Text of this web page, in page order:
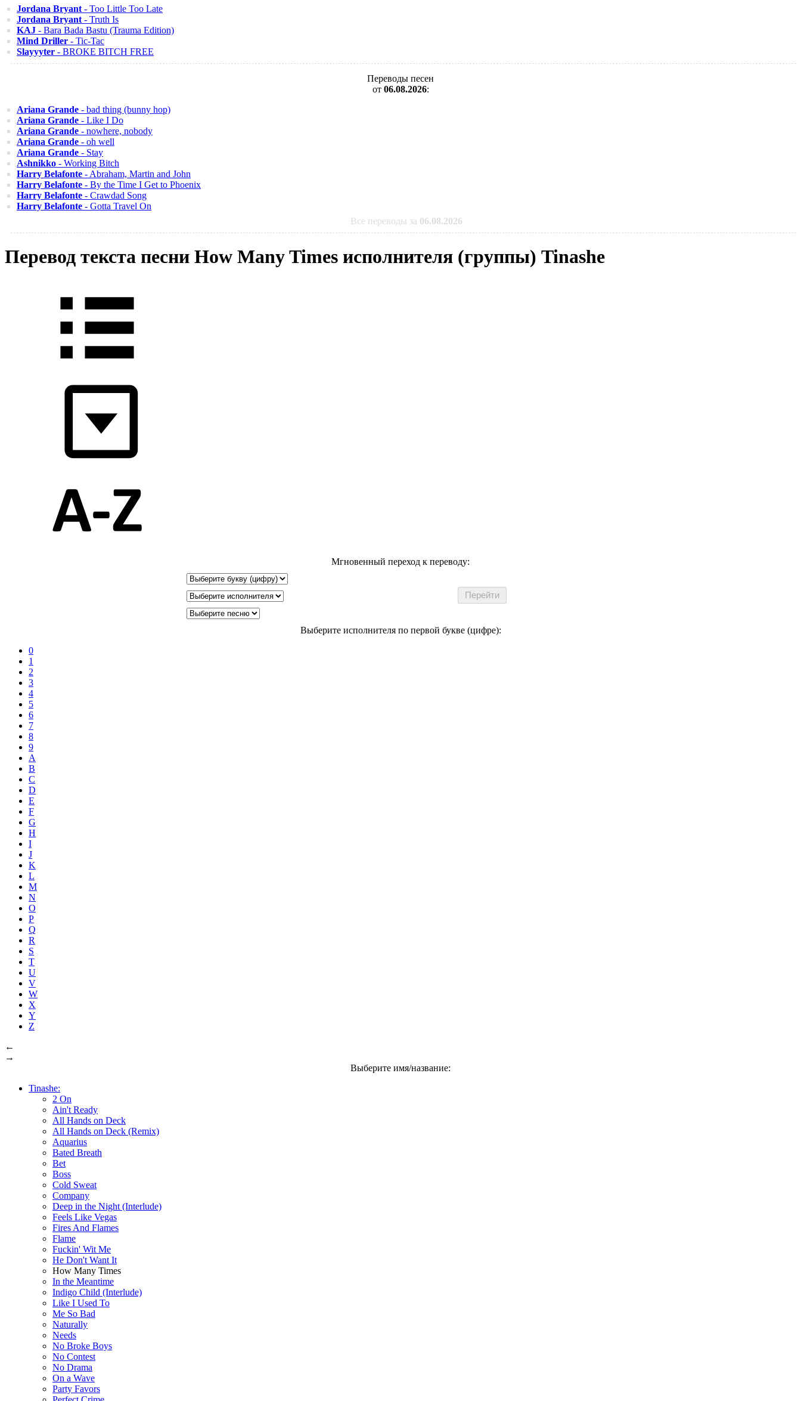
Jordana Bryant - Too Little Too Late
Jordana Bryant - Truth Is
KAJ - Bara Bada Bastu (Trauma Edition)
Mind Driller - Tic-Tac
Slayyyter - BROKE BITCH FREE
Переводы песен
от 06.08.2026:
Ariana Grande - bad thing (bunny hop)
Ariana Grande - Like I Do
Ariana Grande - nowhere, nobody
Ariana Grande - oh well
Ariana Grande - Stay
Ashnikko - Working Bitch
Harry Belafonte - Abraham, Martin and John
Harry Belafonte - By the Time I Get to Phoenix
Harry Belafonte - Crawdad Song
Harry Belafonte - Gotta Travel On
Все переводы за 06.08.2026
Перевод текста песни How Many Times исполнителя (группы) Tinashe
Мгновенный переход к переводу:
Выберите исполнителя по первой букве (цифре):
0
1
2
3
4
5
6
7
8
9
A
B
C
D
E
F
G
H
I
J
K
L
M
N
O
P
Q
R
S
T
U
V
W
X
Y
Z
←
→
Выберите имя/название:
Tinashe:
2 On
Ain't Ready
All Hands on Deck
All Hands on Deck (Remix)
Aquarius
Bated Breath
Bet
Boss
Cold Sweat
Company
Deep in the Night (Interlude)
Feels Like Vegas
Fires And Flames
Flame
Fuckin' Wit Me
He Don't Want It
How Many Times
In the Meantime
Indigo Child (Interlude)
Like I Used To
Me So Bad
Naturally
Needs
No Broke Boys
No Contest
No Drama
On a Wave
Party Favors